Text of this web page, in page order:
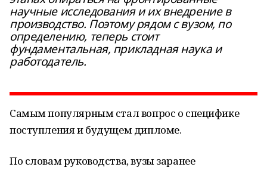
научные исследования и их внедрение в
производство. Поэтому рядом с вузом, по
определению, теперь стоит
фундаментальная, прикладная наука и
работодатель.
Самым популярным стал вопрос о специфике
поступления и будущем дипломе.
По словам руководства, вузы заранее